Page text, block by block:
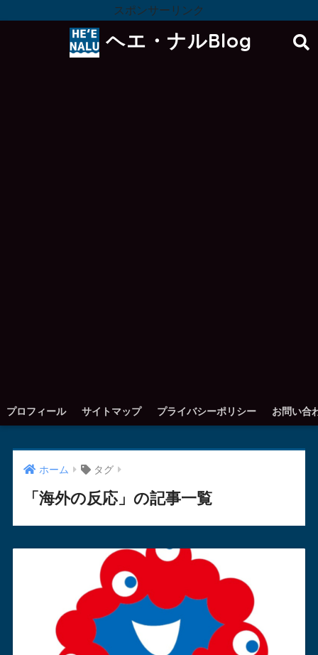
スポンサーリンク
ヘエ・ナルBlog
プロフィール サイトマップ プライバシーポリシー お問い合
ホーム タグ
「海外の反応」の記事一覧